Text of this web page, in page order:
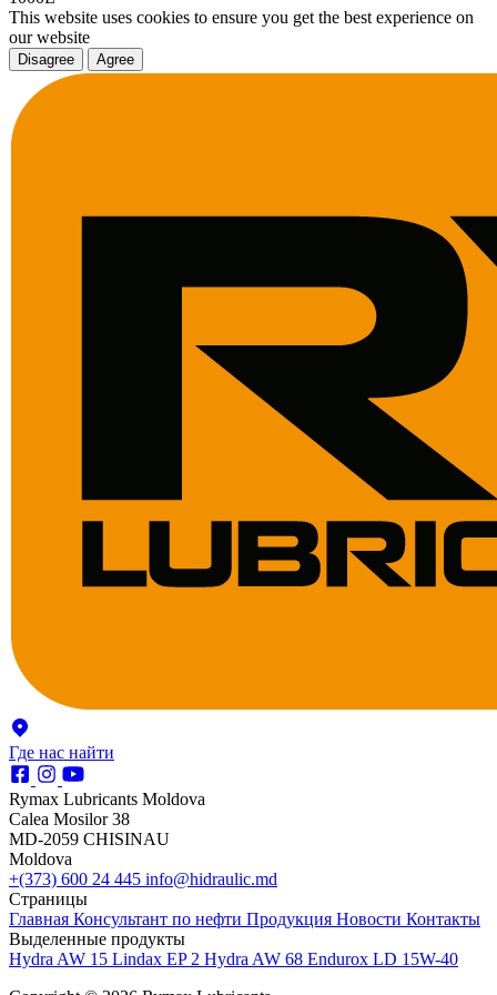
This website uses cookies to ensure you get the best experience on
our website
Disagree Agree
Где нас найти
Rymax Lubricants Moldova
Calea Mosilor 38
MD-2059 CHISINAU
Moldova
+(373) 600 24 445 info@hidraulic.md
Страницы
Главная Консультант по нефти Продукция Новости Контакты
Выделенные продукты
Hydra AW 15 Lindax EP 2 Hydra AW 68 Endurox LD 15W-40